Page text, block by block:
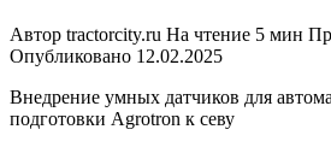
Автор tractorcity.ru На чтение 5 мин
Опубликовано 12.02.2025
Внедрение умных датчиков для
подготовки Agrotron к севу